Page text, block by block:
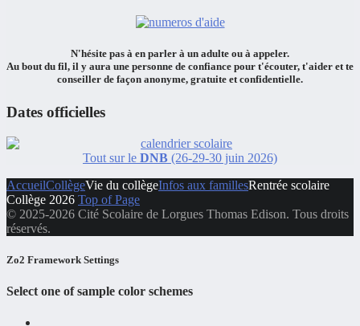
N'hésite pas à en parler à un adulte ou à appeler.
Au bout du fil, il y aura une personne de confiance pour t'écouter, t'aider et te
conseiller de façon anonyme, gratuite et confidentielle.
Dates officielles
Tout sur le DNB (26-29-30 juin 2026)
AccueilCollègeVie du collègeInfos aux famillesRentrée scolaire
Collège 2026 Top of Page
© 2025-2026 Cité Scolaire de Lorgues Thomas Edison. Tous droits
réservés.
Zo2 Framework Settings
Select one of sample color schemes